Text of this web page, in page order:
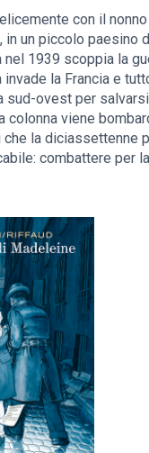
con il
in un piccolo paesino
nel 1939 scoppia la
invade la Francia e
sud-ovest per
colonna viene
la diciassettenne
combattere per